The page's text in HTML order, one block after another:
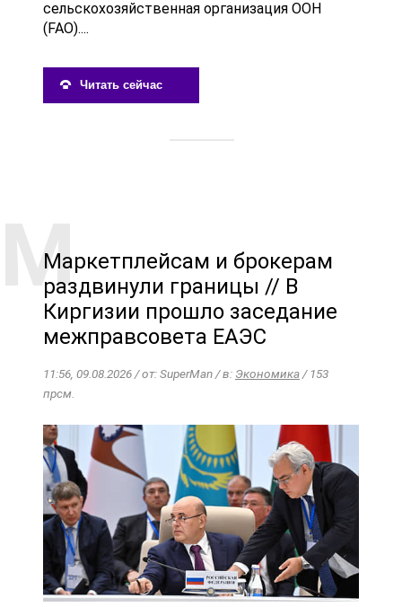
сельскохозяйственная организация ООН
(FAO)....
Читать сейчас
Маркетплейсам и брокерам
раздвинули границы // В
Киргизии прошло заседание
межправсовета ЕАЭС
11:56, 09.08.2026 / от: SuperMan / в: Экономика/ 153
прсм.